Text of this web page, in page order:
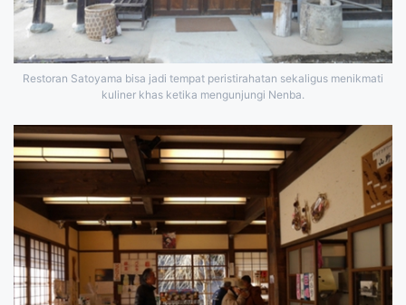
Restoran Satoyama bisa jadi tempat peristirahatan sekaligus menikmati
kuliner khas ketika mengunjungi Nenba.